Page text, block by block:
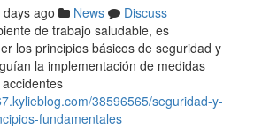
days ago News
Discuss
de trabajo saludable, es
los principios básicos de seguridad y
la implementación de medidas
38596565/seguridad-y-
fundamentales